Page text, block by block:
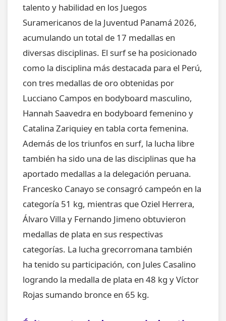
talento y habilidad en los Juegos
Suramericanos de la Juventud Panamá 2026,
acumulando un total de 17 medallas en
diversas disciplinas. El surf se ha posicionado
como la disciplina más destacada para el Perú,
con tres medallas de oro obtenidas por
Lucciano Campos en bodyboard masculino,
Hannah Saavedra en bodyboard femenino y
Catalina Zariquiey en tabla corta femenina.
Además de los triunfos en surf, la lucha libre
también ha sido una de las disciplinas que ha
aportado medallas a la delegación peruana.
Francesko Canayo se consagró campeón en la
categoría 51 kg, mientras que Oziel Herrera,
Álvaro Villa y Fernando Jimeno obtuvieron
medallas de plata en sus respectivas
categorías. La lucha grecorromana también
ha tenido su participación, con Jules Casalino
logrando la medalla de plata en 48 kg y Víctor
Rojas sumando bronce en 65 kg.